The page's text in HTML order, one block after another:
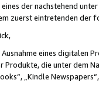
der nachstehend
zuerst eintretenden der
eines digitalen
die unter dem
„Kindle